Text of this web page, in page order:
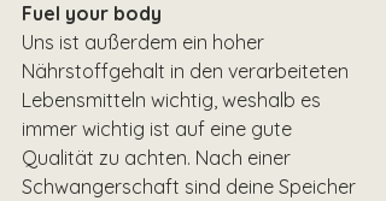
Fuel your body
Uns ist außerdem ein hoher
Nährstoffgehalt in den verarbeiteten
Lebensmitteln wichtig, weshalb es
immer wichtig ist auf eine gute
Qualität zu achten. Nach einer
Schwangerschaft sind deine Speicher